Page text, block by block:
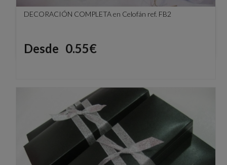
DECORACIÓN COMPLETA en Celofán ref. FB2
Precio
Desde 0.55€